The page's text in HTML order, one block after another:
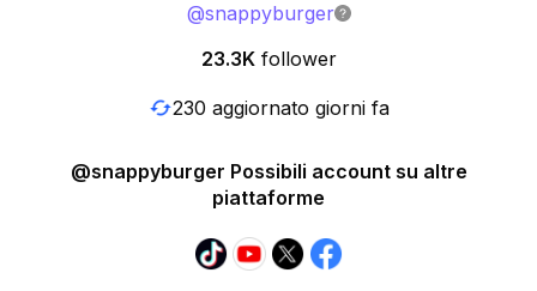
@snappyburger
23.3K follower
230 aggiornato giorni fa
@snappyburger Possibili account su altre
piattaforme